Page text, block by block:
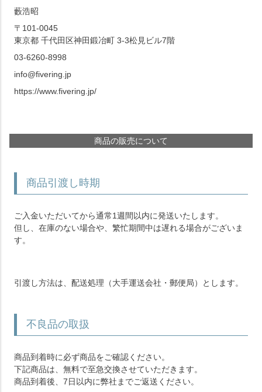
藪浩昭
〒101-0045
東京都 千代田区神田鍛冶町 3-3松見ビル7階
03-6260-8998
info@fivering.jp
https://www.fivering.jp/
商品の販売について
商品引渡し時期
ご入金いただいてから通常1週間以内に発送いたします。
但し、在庫のない場合や、繁忙期間中は遅れる場合がございま
す。
引渡し方法は、配送処理（大手運送会社・郵便局）とします。
不良品の取扱
商品到着時に必ず商品をご確認ください。
下記商品は、無料で至急交換させていただきます。
商品到着後、7日以内に弊社までご返送ください。